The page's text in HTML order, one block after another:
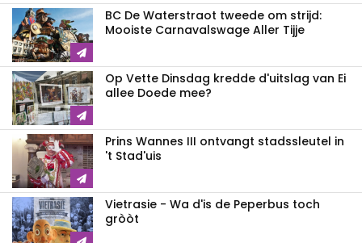
BC De Waterstraot tweede om strijd:
Mooiste Carnavalswage Aller Tijje
Op Vette Dinsdag kredde d'uitslag van Ei
allee Doede mee?
Prins Wannes III ontvangt stadssleutel in
't Stad'uis
Vietrasie - Wa d'is de Peperbus toch
gròòt